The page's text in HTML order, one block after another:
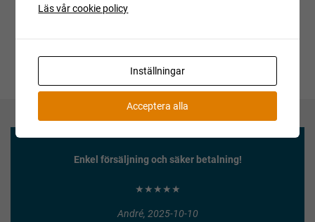
Enkel försäljning och säker betalning!
★★★★★
André, 2025-10-10
Läs vår cookie policy
Inställningar
Acceptera alla